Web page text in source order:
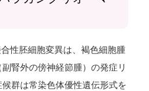
性胚細胞変異は、褐色細胞腫
腎外の傍神経節腫）の発症リ
群は常染色体優性遺伝形式を